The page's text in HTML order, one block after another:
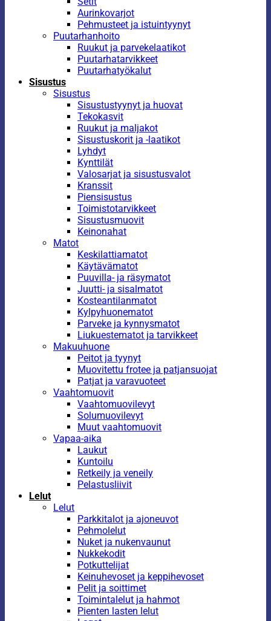
Aurinkovarjot
Pehmusteet ja istuintyynyt
Puutarhanhoito
Ruukut ja parvekelaatikot
Puutarhatarvikkeet
Puutarhatyökalut
Sisustus
Sisustus
Sisustustyynyt ja huovat
Tekokasvit
Ruukut ja maljakot
Sisustuskorit ja -laatikot
Lyhdyt
Kynttilät
Valosarjat ja sisustusvalot
Kranssit
Piensisustus
Toimistotarvikkeet
Sisustusmuovit
Keinonahat
Matot
Keskilattiamatot
Käytävämatot
Puuvilla- ja räsymatot
Juutti- ja sisalmatot
Kosteantilanmatot
Kylpyhuonematot
Parveke ja kynnysmatot
Liukuestematot ja tarvikkeet
Makuuhuone
Peitot ja tyynyt
Muovitettu frotee ja patjansuojat
Patjat ja varavuoteet
Vaahtomuovit
Vaahtomuovilevyt
Solumuovilevyt
Muut vaahtomuovit
Vapaa-aika
Laukut
Kuntoilu
Retkeily ja veneily
Pelastusliivit
Lelut
Lelut
Parkkitalot ja ajoneuvot
Pehmolelut
Nuket ja nukenvaunut
Nukkekodit
Potkuttelijat
Keinuhevoset ja keppihevoset
Pelit ja soittimet
Toimintalelut ja hahmot
Pienten lasten lelut